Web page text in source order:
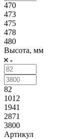
470
473
475
478
480
Высота, мм
82
1012
1941
2871
3800
Артикул